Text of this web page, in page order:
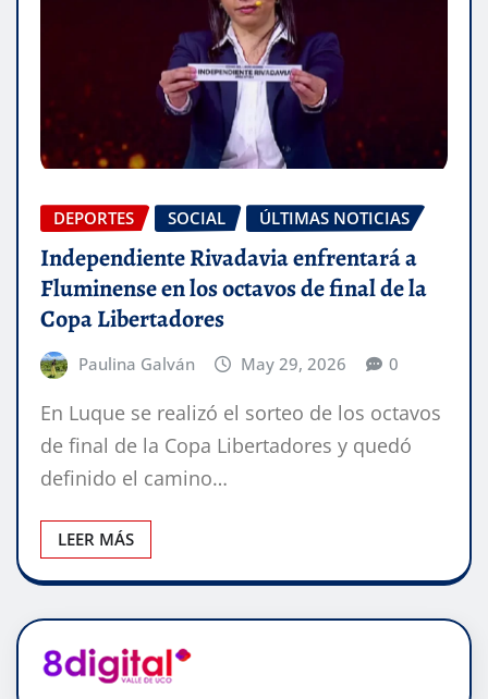
DEPORTES SOCIAL ÚLTIMAS NOTICIAS
Independiente Rivadavia enfrentará a
Fluminense en los octavos de final de la
Copa Libertadores
Paulina Galván May 29, 2026 0
En Luque se realizó el sorteo de los octavos
de final de la Copa Libertadores y quedó
definido el camino…
LEER MÁS